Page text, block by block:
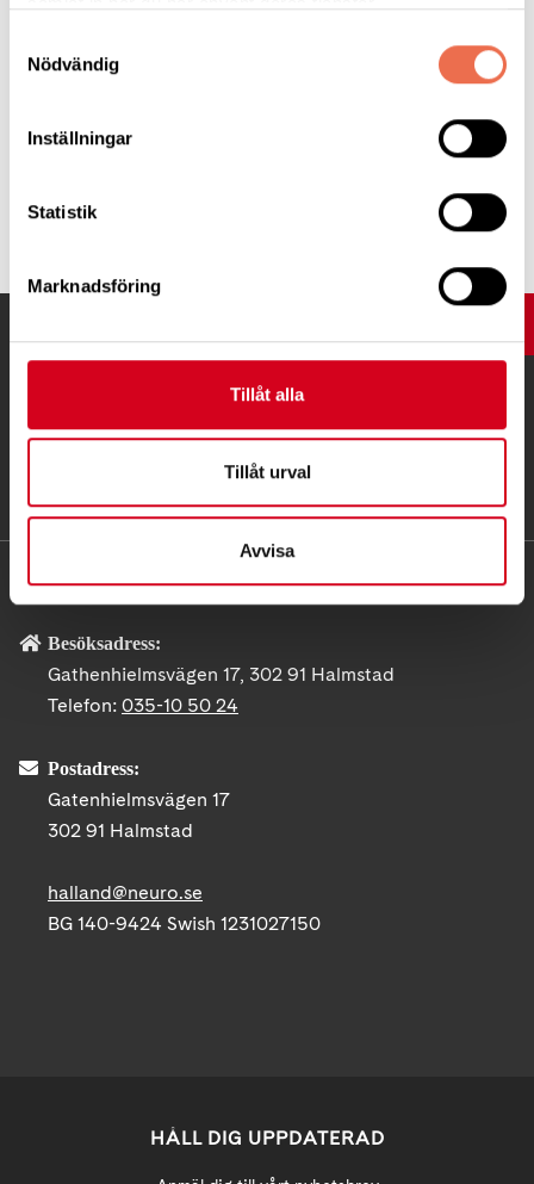
Nödvändig
Inställningar
Statistik
Marknadsföring
Tillåt alla
Tillåt urval
Avvisa
Tipsa
KONTAKT
Besöksadress:
Gathenhielmsvägen 17, 302 91 Halmstad
Telefon: 035-10 50 24
Postadress:
Gatenhielmsvägen 17
302 91 Halmstad
halland@neuro.se
BG 140-9424 Swish 1231027150
HÅLL DIG UPPDATERAD